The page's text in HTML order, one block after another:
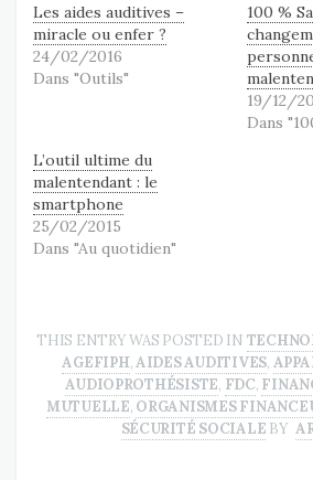
Les aides auditives –
miracle ou enfer ?
24/02/2016
Dans "Outils"
100 %
19/12/
Dans
L’outil ultime du
malentendant : le
smartphone
25/02/2015
Dans "Au quotidien"
THIS ENTRY WAS POSTED IN
AGEFIPH,AIDES AUDITIVES,
AUDIOPROTHÉSISTE, FDC,
MUTUELLE, ORGANISMES
SÉCURITÉ SOCIALE BY